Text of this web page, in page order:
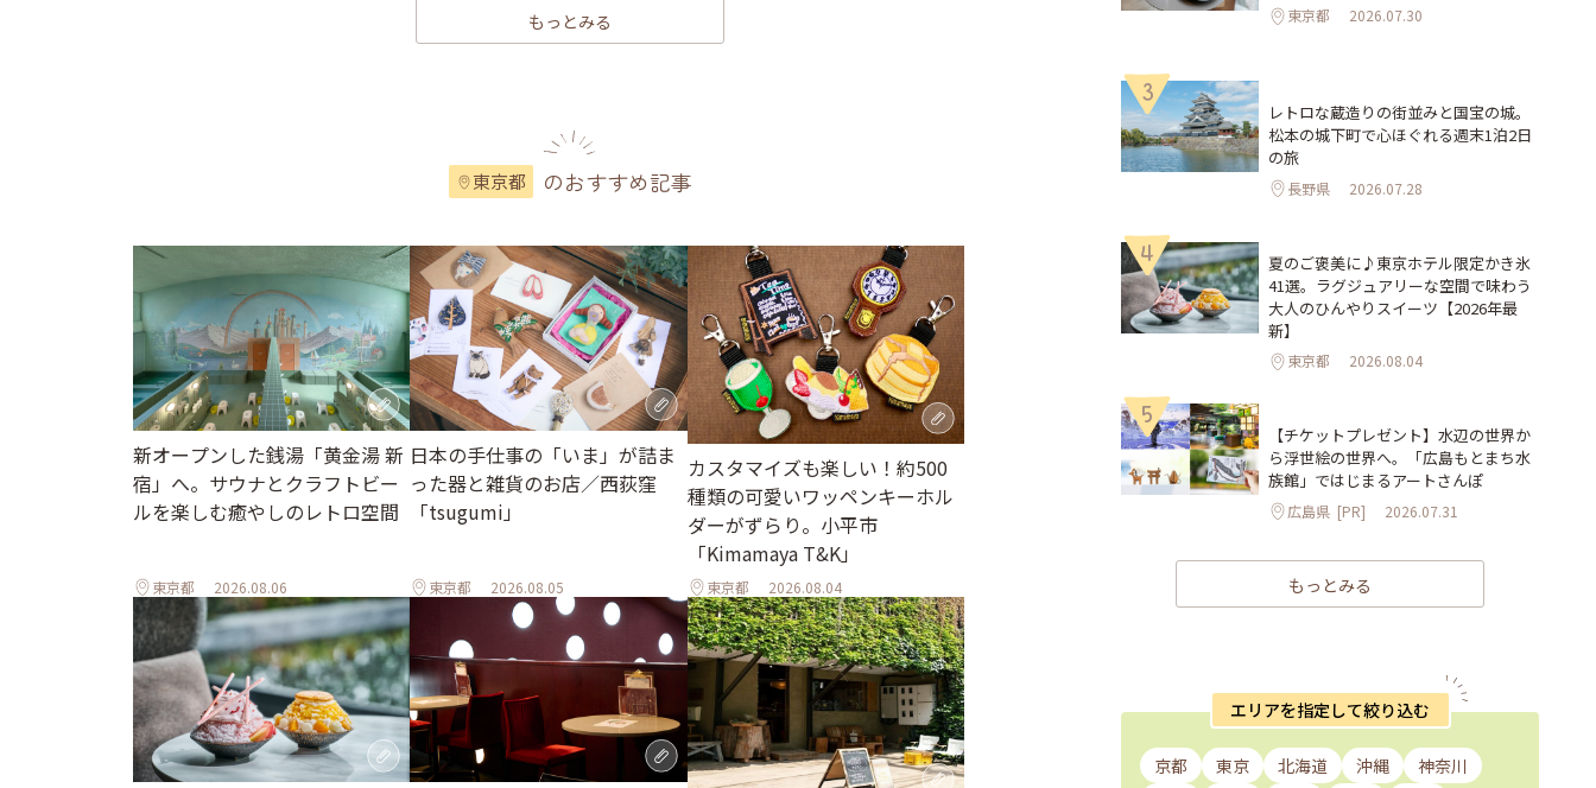
もっとみる
東京都 のおすすめ記事
新オープンした銭湯「黄金湯 新
宿」へ。サウナとクラフトビー
ルを楽しむ癒やしのレトロ空間
東京都 2026.08.06
日本の手仕事の「いま」が詰ま
った器と雑貨のお店／西荻窪
「tsugumi」
東京都 2026.08.05
カスタマイズも楽しい！約500
種類の可愛いワッペンキーホル
ダーがずらり。小平市
「Kimamaya T&K」
東京都 2026.08.04
東京都 2026.07.30
3
レトロな蔵造りの街並みと国宝の城。
松本の城下町で心ほぐれる週末1泊2日
の旅
長野県 2026.07.28
4
夏のご褒美に♪東京ホテル限定かき氷
41選。ラグジュアリーな空間で味わう
大人のひんやりスイーツ【2026年最
新】
東京都 2026.08.04
5
【チケットプレゼント】水辺の世界か
ら浮世絵の世界へ。「広島もとまち水
族館」ではじまるアートさんぽ
広島県 [PR] 2026.07.31
もっとみる
エリアを指定して絞り込む
京都 東京 北海道 沖縄
神奈川